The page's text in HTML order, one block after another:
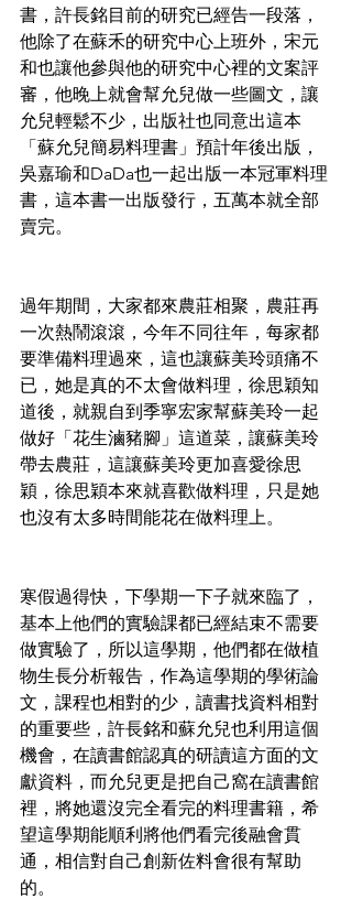
書，許長銘目前的研究已經告一段落，
他除了在蘇禾的研究中心上班外，宋元
和也讓他參與他的研究中心裡的文案評
審，他晚上就會幫允兒做一些圖文，讓
允兒輕鬆不少，出版社也同意出這本
「蘇允兒簡易料理書」預計年後出版，
吳嘉瑜和DaDa也一起出版一本冠軍料理
書，這本書一出版發行，五萬本就全部
賣完。
過年期間，大家都來農莊相聚，農莊再
一次熱鬧滾滾，今年不同往年，每家都
要準備料理過來，這也讓蘇美玲頭痛不
已，她是真的不太會做料理，徐思穎知
道後，就親自到季寧宏家幫蘇美玲一起
做好「花生滷豬腳」這道菜，讓蘇美玲
帶去農莊，這讓蘇美玲更加喜愛徐思
穎，徐思穎本來就喜歡做料理，只是她
也沒有太多時間能花在做料理上。
寒假過得快，下學期一下子就來臨了，
基本上他們的實驗課都已經結束不需要
做實驗了，所以這學期，他們都在做植
物生長分析報告，作為這學期的學術論
文，課程也相對的少，讀書找資料相對
的重要些，許長銘和蘇允兒也利用這個
機會，在讀書館認真的研讀這方面的文
獻資料，而允兒更是把自己窩在讀書館
裡，將她還沒完全看完的料理書籍，希
望這學期能順利將他們看完後融會貫
通，相信對自己創新佐料會很有幫助
的。